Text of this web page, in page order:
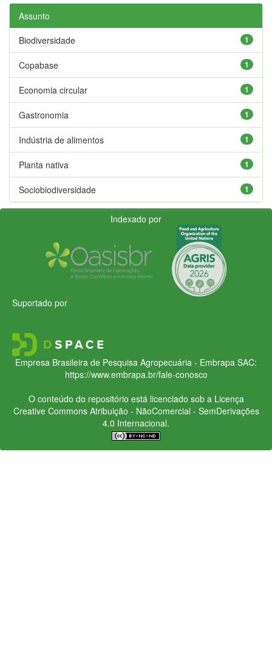
Assunto
1
Biodiversidade
1
Copabase
1
Economia circular
1
Gastronomia
1
Indústria de alimentos
1
Planta nativa
1
Sociobiodiversidade
Indexado por
Suportado por
Empresa Brasileira de Pesquisa Agropecuária - Embrapa SAC:
https://www.embrapa.br/fale-conosco
O conteúdo do repositório está licenciado sob a Licença
Creative CommonsAtribuição - NãoComercial - SemDerivações
4.0 Internacional.